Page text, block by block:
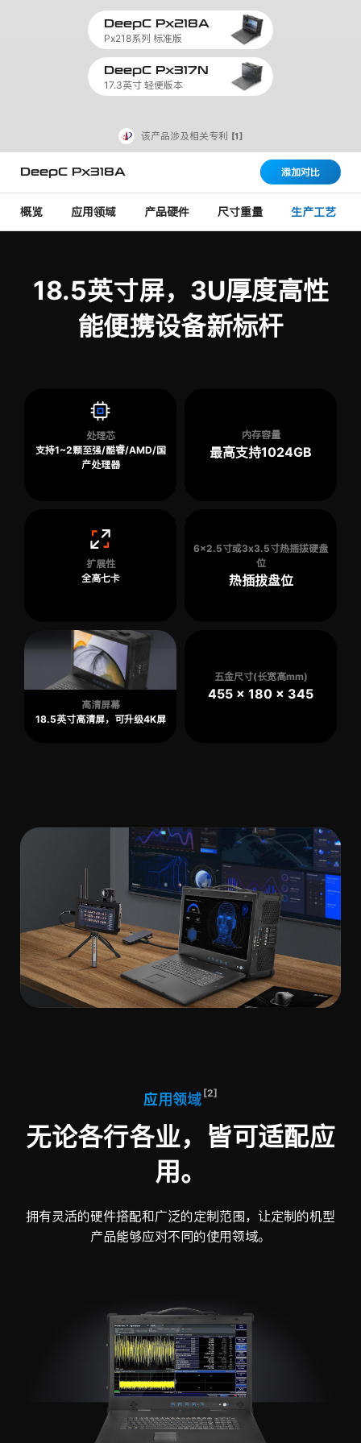
DeepC Px218A
Px218系列 标准版
DeepC Px317N
17.3英寸 轻便版本
该产品涉及相关专利 [1]
DeepC Px318A
概览 应用领域 产品硬件 尺寸重量 生产工艺
添加对比
18.5英寸屏，3U厚度高性
能便携设备新标杆
处理芯
支持1~2颗至强/酷睿/AMD/国
产处理器
内存容量
最高支持1024GB
扩展性
全高七卡
6x2.5寸或3x3.5寸热插拔硬盘
位
热插拔盘位
高清屏幕
18.5英寸高清屏，可升级4K屏
五金尺寸(长宽高mm)
455 x 180 x 345
应用领域 [2]
无论各行各业，皆可适配应
用。
拥有灵活的硬件搭配和广泛的定制范围，让定制的机型
产品能够应对不同的使用领域。